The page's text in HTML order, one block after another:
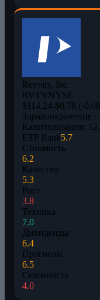
Revvity, Inc.
RVTYNYSE
$114,24-$0,78 (-
Здравоохранение
Капитализация:
ETP Rank5.7
Стоимость
6.2
Качество
5.3
Рост
3.8
Техника
7.0
Дивиденды
6.4
Прогнозы
6.5
Сезонность
4.0